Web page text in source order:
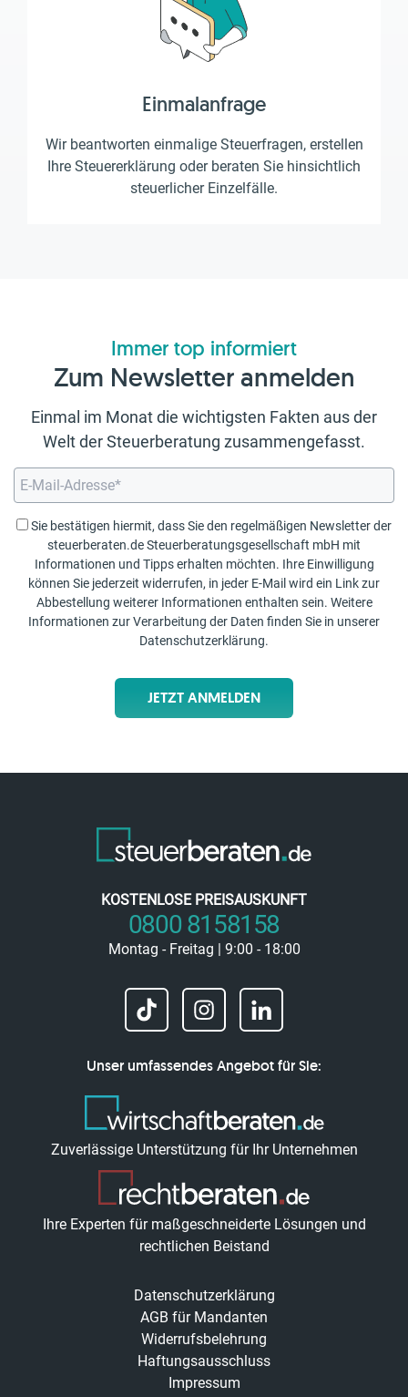
Einmalanfrage
Wir beantworten einmalige Steuerfragen, erstellen
Ihre Steuererklärung oder beraten Sie hinsichtlich
steuerlicher Einzelfälle.
Immer top informiert
Zum Newsletter anmelden
Einmal im Monat die wichtigsten Fakten aus der
Welt der Steuerberatung zusammengefasst.
Sie bestätigen hiermit, dass Sie den regelmäßigen Newsletter der
steuerberaten.de Steuerberatungsgesellschaft mbH mit
Informationen und Tipps erhalten möchten. Ihre Einwilligung
können Sie jederzeit widerrufen, in jeder E-Mail wird ein Link zur
Abbestellung weiterer Informationen enthalten sein. Weitere
Informationen zur Verarbeitung der Daten finden Sie in unserer
Datenschutzerklärung.
JETZT ANMELDEN
KOSTENLOSE PREISAUSKUNFT
0800 8158158
Montag - Freitag | 9:00 - 18:00
Unser umfassendes Angebot für Sie:
Zuverlässige Unterstützung für Ihr Unternehmen
Ihre Experten für maßgeschneiderte Lösungen und
rechtlichen Beistand
Datenschutzerklärung
AGB für Mandanten
Widerrufsbelehrung
Haftungsausschluss
Impressum